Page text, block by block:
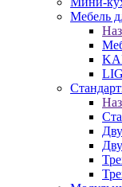
Мебель